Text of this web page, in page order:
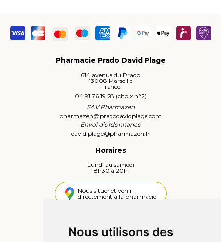
Nous utilisons des
Pharmacie Prado David Plage
614 avenue du Prado
13008 Marseille
France
04 91 76 19 28 (choix n°2)
SAV Pharmazen
pharmazen@pradodavidplage.com
Envoi d’ordonnance
david.plage@pharmazen.fr
Horaires
Lundi au samedi
8h30 à 20h
Nous situer et venir
directement à la pharmacie